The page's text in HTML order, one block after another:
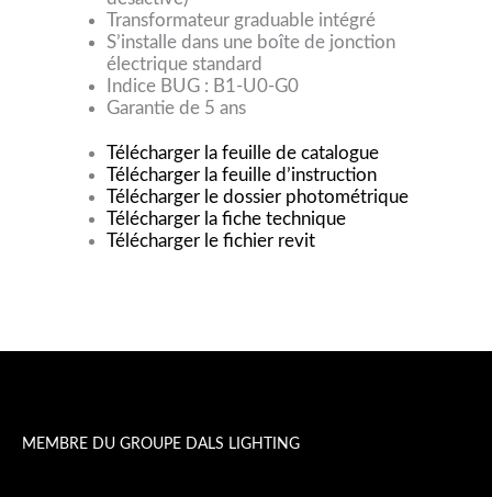
Transformateur graduable intégré
S’installe dans une boîte de jonction
électrique standard
Indice BUG : B1-U0-G0
Garantie de 5 ans
Télécharger la feuille de catalogue
Télécharger la feuille d’instruction
Télécharger le dossier photométrique
Télécharger la fiche technique
Télécharger le fichier revit
MEMBRE DU GROUPE DALS LIGHTING